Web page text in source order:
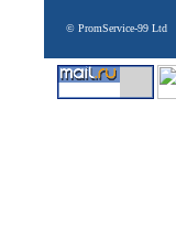
© PromService-99 Ltd